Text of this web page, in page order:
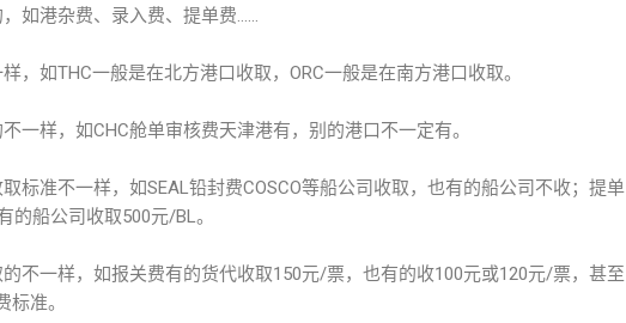
如港杂费、录入费、提单费……
，如THC一般是在北方港口收取，ORC一般是在南方港口收取。
一样，如CHC舱单审核费天津港有，别的港口不一定有。
标准不一样，如SEAL铅封费COSCO等船公司收取，也有的船公司不收；提单
的船公司收取500元/BL。
不一样，如报关费有的货代收取150元/票，也有的收100元或120元/票，甚至
准。